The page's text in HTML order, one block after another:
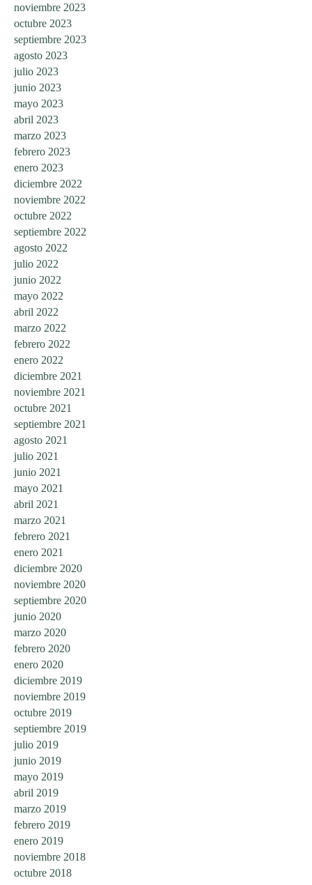
noviembre 2023
octubre 2023
septiembre 2023
agosto 2023
julio 2023
junio 2023
mayo 2023
abril 2023
marzo 2023
febrero 2023
enero 2023
diciembre 2022
noviembre 2022
octubre 2022
septiembre 2022
agosto 2022
julio 2022
junio 2022
mayo 2022
abril 2022
marzo 2022
febrero 2022
enero 2022
diciembre 2021
noviembre 2021
octubre 2021
septiembre 2021
agosto 2021
julio 2021
junio 2021
mayo 2021
abril 2021
marzo 2021
febrero 2021
enero 2021
diciembre 2020
noviembre 2020
septiembre 2020
junio 2020
marzo 2020
febrero 2020
enero 2020
diciembre 2019
noviembre 2019
octubre 2019
septiembre 2019
julio 2019
junio 2019
mayo 2019
abril 2019
marzo 2019
febrero 2019
enero 2019
noviembre 2018
octubre 2018